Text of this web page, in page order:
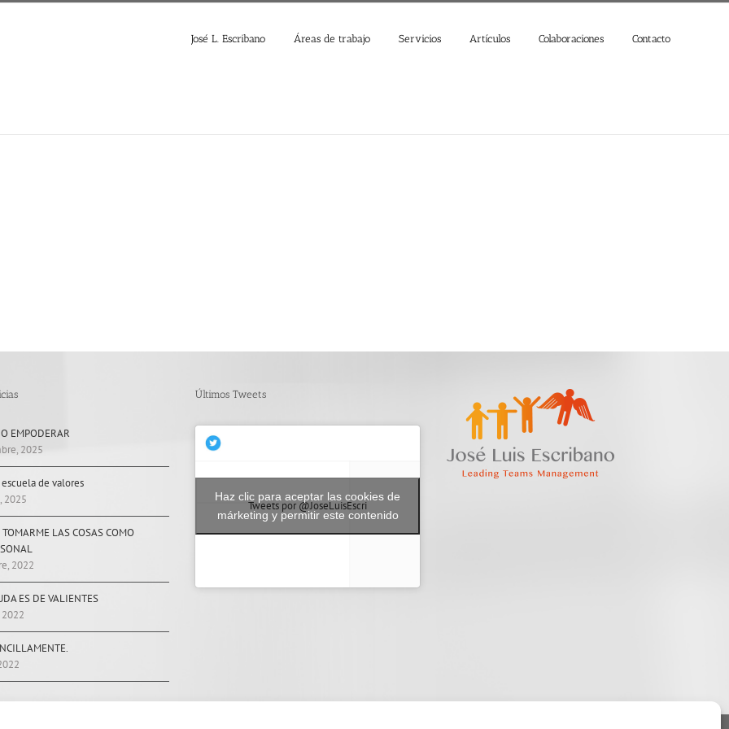
José L. Escribano Áreas de trabajo Servicios Artículos Colaboraciones Contacto
EMPODERAR
2025
de valores
2025
LAS COSAS COMO
2022
ES DE VALIENTES
Últimos Tweets
Tweets por @JoseLuisEscri
Haz clic para aceptar las cookies de
márketing y permitir este contenido